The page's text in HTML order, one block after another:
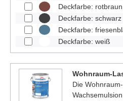
Deckfarbe: rotbraun
Deckfarbe: schwarz
Deckfarbe:
Deckfarbe: weiß
Wohnraum-
Die